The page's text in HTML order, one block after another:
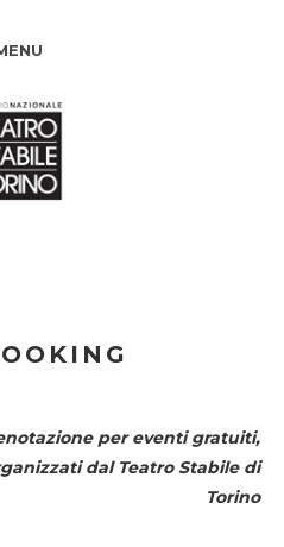
per eventi gratuiti,
dal Teatro Stabile di
Torino